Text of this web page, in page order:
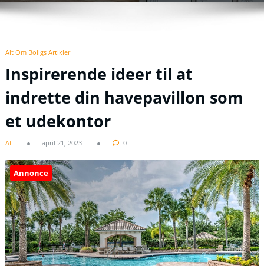
Alt Om Boligs Artikler
Inspirerende ideer til at
indrette din havepavillon som
et udekontor
Af april 21, 2023 0
Annonce